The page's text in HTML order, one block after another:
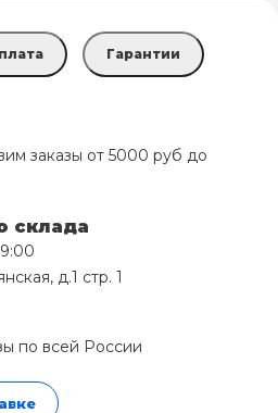
Гарантии
заказы от 5000 руб до
склада
д.1 стр. 1
по всей России